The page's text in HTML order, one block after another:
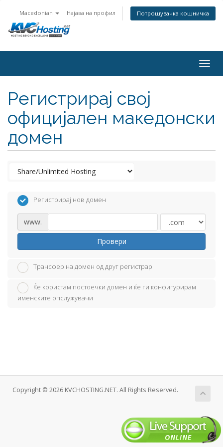
Macedonian Најава на профил Потрошувачка кошничка
Регистрирај свој
официјален македонски
домен
Регистрирај нов домен
www.
Провери
Трансфер на домен од друг регистрар
Ќе користам постоечки домен и ќе ги конфигурирам
именските опслужувачи
Copyright © 2026 KVCHOSTING.NET. All Rights Reserved.